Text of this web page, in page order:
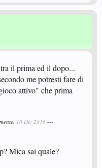
il prima ed il dopo...
me potresti fare di
attivo" che prima
10 Dic 2016 ---
Mica sai quale?